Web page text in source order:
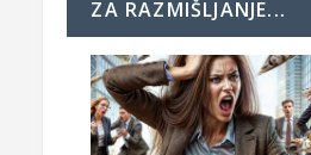
ZA RAZMIŠLJANJE...